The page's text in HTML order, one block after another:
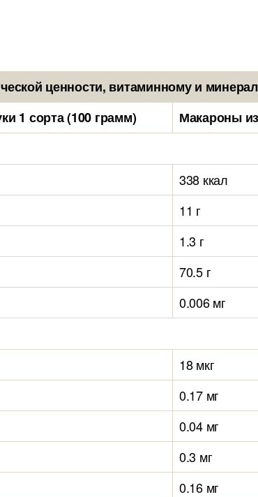
ценности, витаминному и
1 сорта (100 грамм)
Макароны
338 ккал
11 г
1.3 г
70.5 г
0.006 мг
18 мкг
0.17 мг
0.04 мг
0.3 мг
0.16 мг